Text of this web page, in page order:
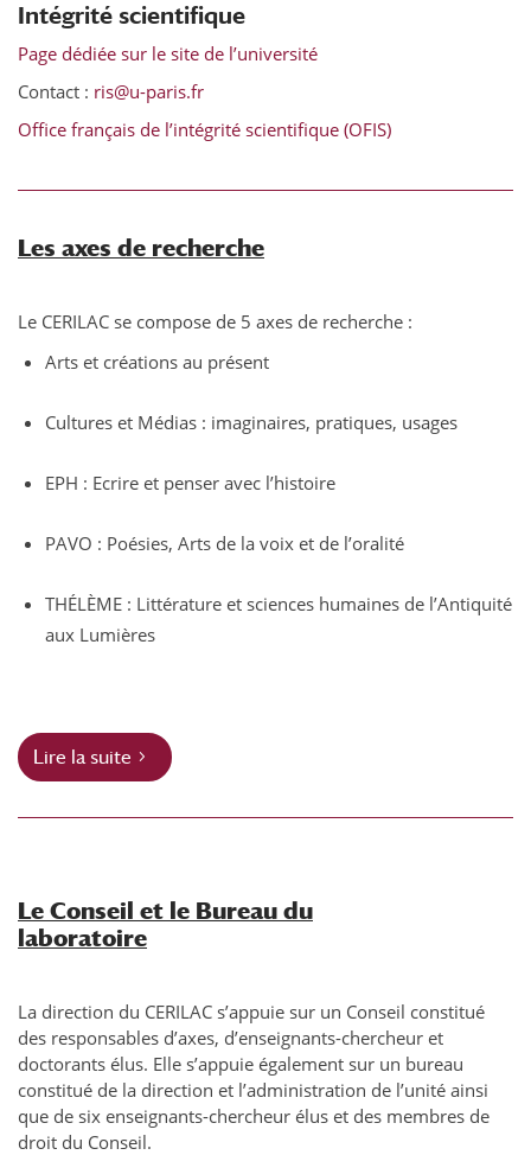
Intégrité scientifique
Page dédiée sur le site de l’université
Contact : ris@u-paris.fr
Office français de l’intégrité scientifique (OFIS)
Les axes de recherche
Le CERILAC se compose de 5 axes de recherche :
Arts et créations au présent
Cultures et Médias : imaginaires, pratiques, usages
EPH : Ecrire et penser avec l’histoire
PAVO : Poésies, Arts de la voix et de l’oralité
THÉLÈME : Littérature et sciences humaines de l’Antiquité
aux Lumières
Lire la suite
Le Conseil et le Bureau du
laboratoire
La direction du CERILAC s’appuie sur un Conseil constitué
des responsables d’axes, d’enseignants-chercheur et
doctorants élus. Elle s’appuie également sur un bureau
constitué de la direction et l’administration de l’unité ainsi
que de six enseignants-chercheur élus et des membres de
droit du Conseil.